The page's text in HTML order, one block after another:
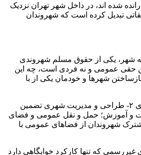
شده اند، در داخل شهر تهران نزدیک
تهران را به دژی طبقاتی تبدیل کرده است که شهروندان
شهر، یکی از حقوق مسلم شهروندی
حقی عمومی و نه فردی است، چه این
شهرها و خودمان یکی از با
هر چند حق به شهر مفهوم عام و گسترده ای است ولی مولفه‌های اساسی حق آن را می‌توان به چند بخش کلی تقسیم کرد: ۱-مشارکت شهروندان در فرایند برنامه‌ریزی ۲- طراحی و مدیریت شهری تضمین
فعالیت و بهداشت و آموزش؛ حمل و نقل عمومی و فضای
و ساماندهی اسکان غیر رسمی ۵- تضمین دسترسی به استفاده مشترک شهروندان از فضاهای عمومی با
که تنها کارکرد خوابگاهی دارد